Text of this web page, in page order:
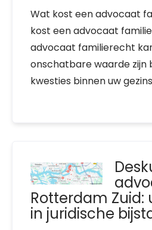
Wat kost een advocaat
kost een advocaat
advocaat familierecht
onschatbare waarde zijn
kwesties binnen uw
Rotterdam Zuid:
in juridische